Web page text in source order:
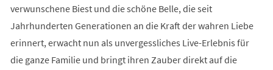
verwunschene Biest und die schöne Belle, die seit
Jahrhunderten Generationen an die Kraft der wahren Liebe
erinnert, erwacht nun als unvergessliches Live-Erlebnis für
die ganze Familie und bringt ihren Zauber direkt auf die